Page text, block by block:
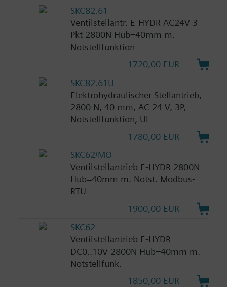
SKC82.61
Ventilstellantr. E-HYDR AC24V 3-
Pkt 2800N Hub=40mm m.
Notstellfunktion
1720,00 EUR
SKC82.61U
Elektrohydraulischer Stellantrieb,
2800 N, 40 mm, AC 24 V, 3P,
Notstellfunktion, UL
1780,00 EUR
SKC62/MO
Ventilstellantrieb E-HYDR 2800N
Hub=40mm m. Notst. Modbus-
RTU
1900,00 EUR
SKC62
Ventilstellantrieb E-HYDR
DC0..10V 2800N Hub=40mm m.
Notstellfunk.
1850,00 EUR